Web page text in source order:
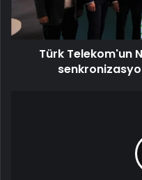
senkronizasyonu
çözümü
ITU-
Türk Telekom'un